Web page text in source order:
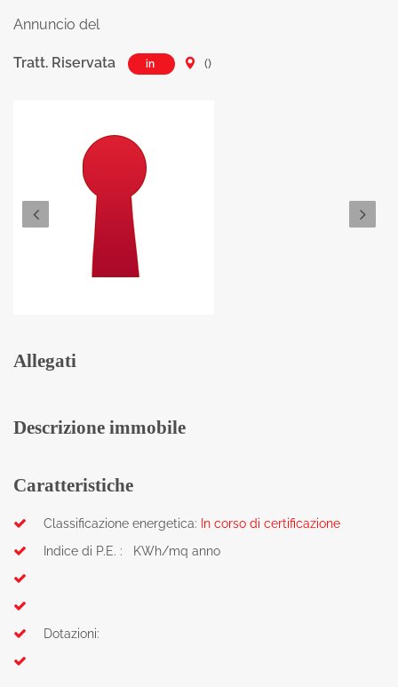
Annuncio del
Tratt. Riservata in ()
Allegati
Descrizione immobile
Caratteristiche
Classificazione energetica: In corso di certificazione
Indice di P.E. : KWh/mq anno
Dotazioni: